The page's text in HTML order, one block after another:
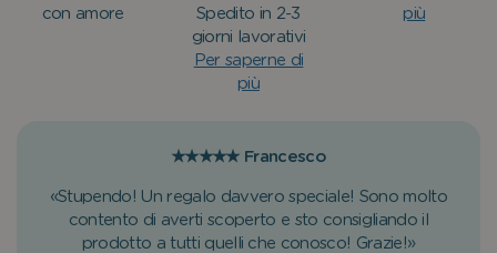
con amore
Spedito in 2-3
giorni lavorativi
Per saperne di
più
più
★★★★★ Francesco
«Stupendo! Un regalo davvero speciale! Sono molto
contento di averti scoperto e sto consigliando il
prodotto a tutti quelli che conosco! Grazie!»